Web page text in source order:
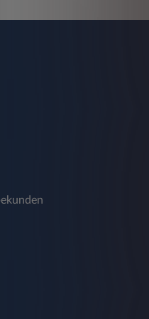
zu statistischen
dass